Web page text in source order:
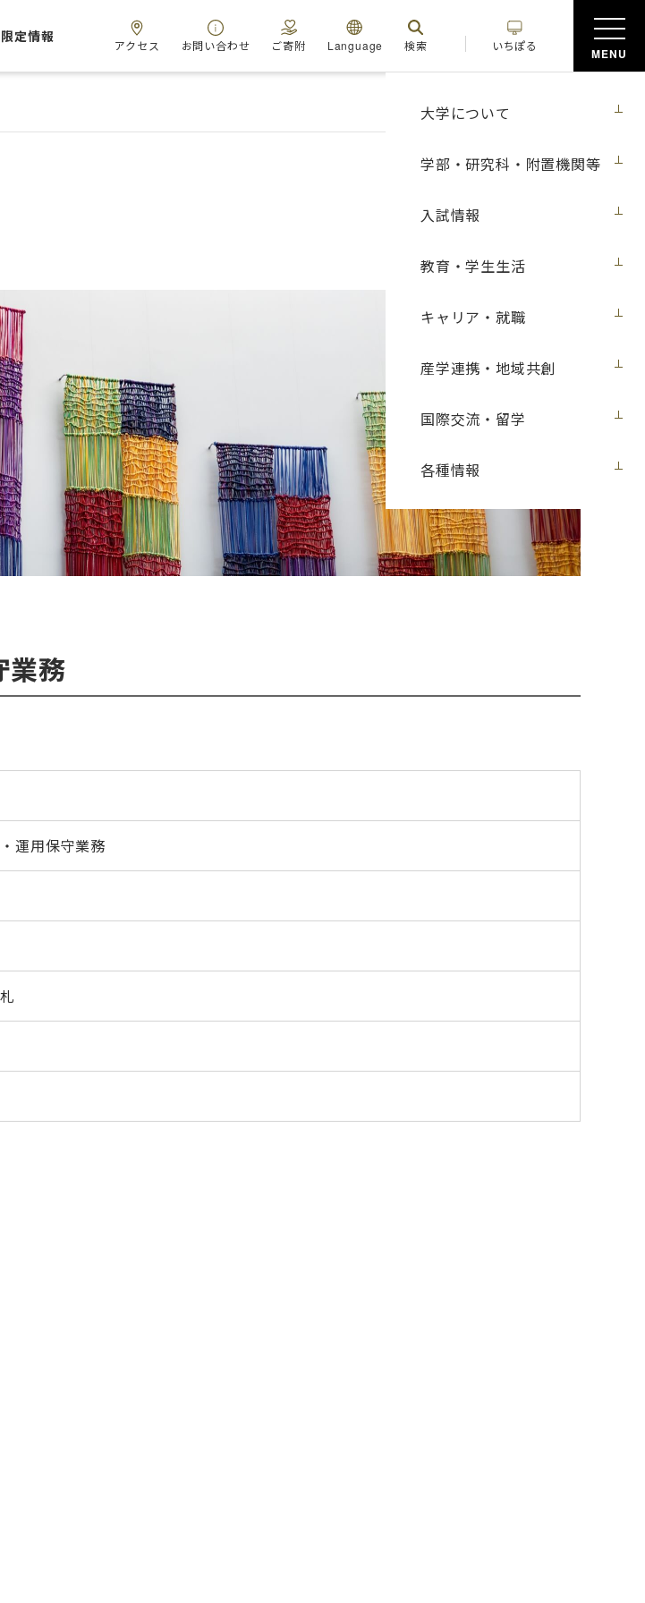
大学について
学部・研究科・附置機関等
入試情報
教育・学生生活
キャリア・就職
産学連携・地域共創
国際交流・留学
各種情報
定情報
アクセス お問い合わせ ご寄附 Language 検索 いちぽる
MENU
業務
運用保守業務